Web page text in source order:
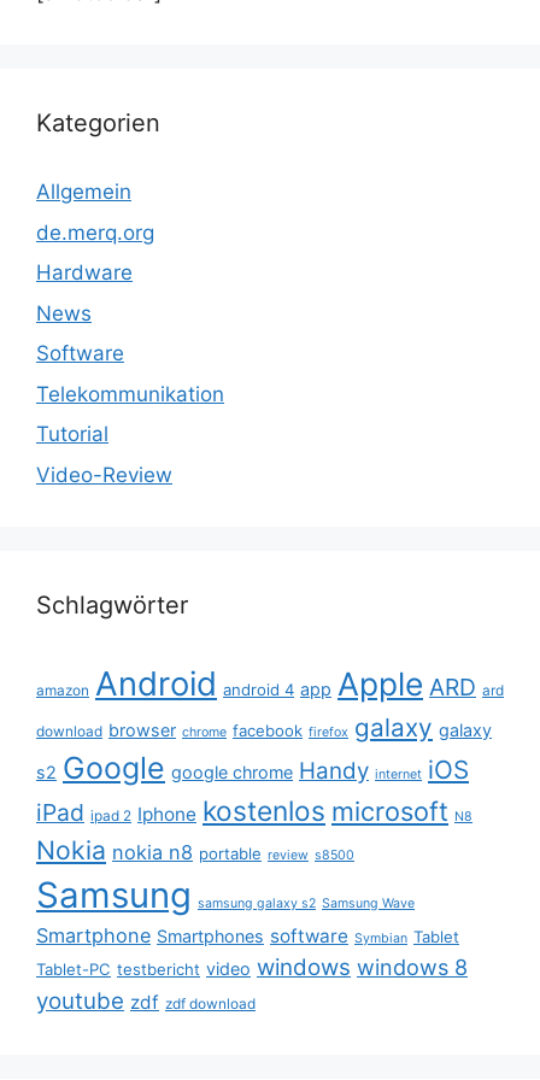
Kategorien
Allgemein
de.merq.org
Hardware
News
Software
Telekommunikation
Tutorial
Video-Review
Schlagwörter
amazon Android android 4 app Apple ARD ard
download browser chrome facebook firefox galaxy galaxy
s2 Google google chrome Handy internet iOS
iPad ipad 2 Iphone kostenlos microsoft N8
Nokia nokia n8 portable review s8500
Samsung samsung galaxy s2 Samsung Wave
Smartphone Smartphones software Symbian Tablet
Tablet-PC testbericht video windows windows 8
youtube zdf zdf download